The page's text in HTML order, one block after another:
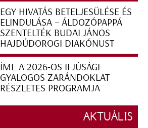
EGY HIVATÁS BETELJESÜLÉSE ÉS
ELINDULÁSA – ÁLDOZÓPAPPÁ
SZENTELTÉK BUDAI JÁNOS
HAJDÚDOROGI DIAKÓNUST
ÍME A 2026-OS IFJÚSÁGI
GYALOGOS ZARÁNDOKLAT
RÉSZLETES PROGRAMJA
AKTUÁLIS